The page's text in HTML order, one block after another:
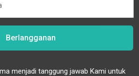
Berlangganan
menjadi tanggung jawab Kami untuk